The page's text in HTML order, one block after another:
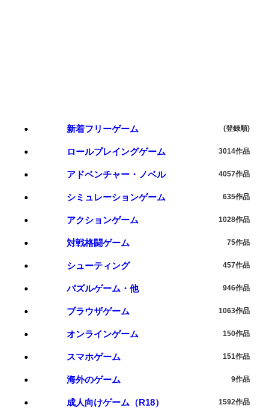
新着フリーゲーム (登録順)
ロールプレイングゲーム 3014作品
アドベンチャー・ノベル 4057作品
シミュレーションゲーム 635作品
アクションゲーム 1028作品
対戦格闘ゲーム 75作品
シューティング 457作品
パズルゲーム・他 946作品
ブラウザゲーム 1063作品
オンラインゲーム 150作品
スマホゲーム 151作品
海外のゲーム 9作品
成人向けゲーム（R18） 1592作品